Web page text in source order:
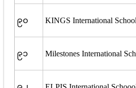
၉၀ KINGS International
၉၁ Milestones International